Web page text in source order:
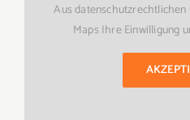
Aus
Maps Ihre Einwilligung